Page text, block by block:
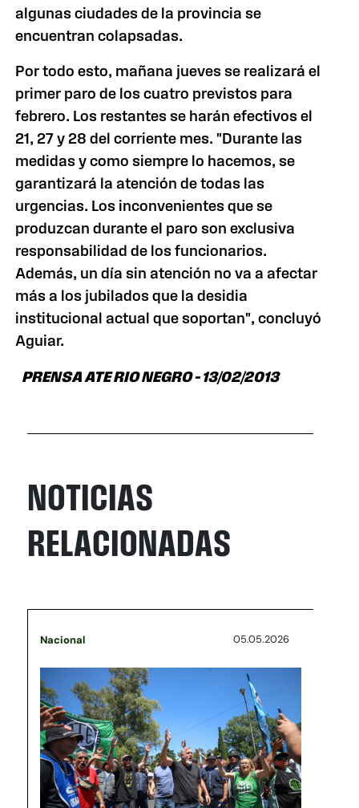
algunas ciudades de la provincia se
encuentran colapsadas.
Por todo esto, mañana jueves se realizará el
primer paro de los cuatro previstos para
febrero. Los restantes se harán efectivos el
21, 27 y 28 del corriente mes. "Durante las
medidas y como siempre lo hacemos, se
garantizará la atención de todas las
urgencias. Los inconvenientes que se
produzcan durante el paro son exclusiva
responsabilidad de los funcionarios.
Además, un día sin atención no va a afectar
más a los jubilados que la desidia
institucional actual que soportan", concluyó
Aguiar.
PRENSA ATE RIO NEGRO – 13/02/2013
NOTICIAS
RELACIONADAS
Nacional 05.05.2026